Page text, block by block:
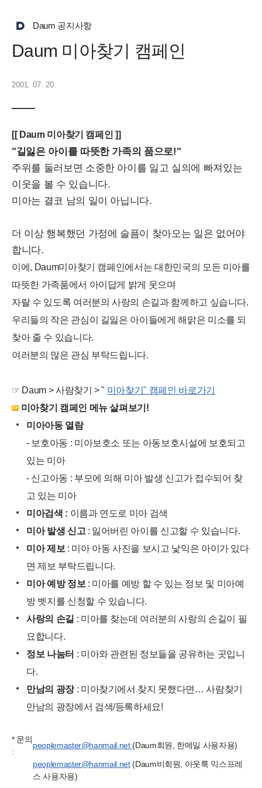
Daum 공지사항
Daum 미아찾기 캠페인
2001. 07. 20.
[[ Daum 미아찾기 캠페인 ]]
"길잃은 아이를 따뜻한 가족의 품으로!"
주위를 둘러보면 소중한 아이를 잃고 실의에 빠져있는
이웃을 볼 수 있습니다.
미아는 결코 남의 일이 아닙니다.
더 이상 행복했던 가정에 슬픔이 찾아오는 일은 없어야
합니다.
이에, Daum미아찾기 캠페인에서는 대한민국의 모든 미아를
따뜻한 가족품에서 아이답게 밝게 웃으며
자랄 수 있도록 여러분의 사랑의 손길과 함께하고 싶습니다.
우리들의 작은 관심이 길잃은 아이들에게 해맑은 미소를 되
찾아 줄 수 있습니다.
여러분의 많은 관심 부탁드립니다.
☞ Daum > 사람찾기 > " 미아찾기" 캠페인 바로가기
미아찾기 캠페인 메뉴 살펴보기!
미아아동 열람
- 보호아동 : 미아보호소 또는 아동보호시설에 보호되고
있는 미아
- 신고아동 : 부모에 의해 미아 발생 신고가 접수되어 찾
고 있는 미아
미아검색 : 이름과 연도로 미아 검색
미아 발생 신고 : 잃어버린 아이를 신고할 수 있습니다.
미아 제보 : 미아 아동 사진을 보시고 낯익은 아이가 있다
면 제보 부탁드립니다.
미아 예방 정보 : 미아를 예방 할 수 있는 정보 및 미아예
방 벳지를 신청할 수 있습니다.
사랑의 손길 : 미아를 찾는데 여러분의 사랑의 손길이 필
요합니다.
정보 나눔터 : 미아와 관련된 정보들을 공유하는 곳입니
다.
만남의 광장: 미아찾기에서 찾지 못했다면… 사람찾기
만남의 광장에서 검색/등록하세요!
* 문의
:
peoplemaster@hanmail.net (Daum회원, 한메일 사용자용)
peoplemaster@hanmail.net(Daum비회원, 아웃룩 익스프레
스 사용자용)